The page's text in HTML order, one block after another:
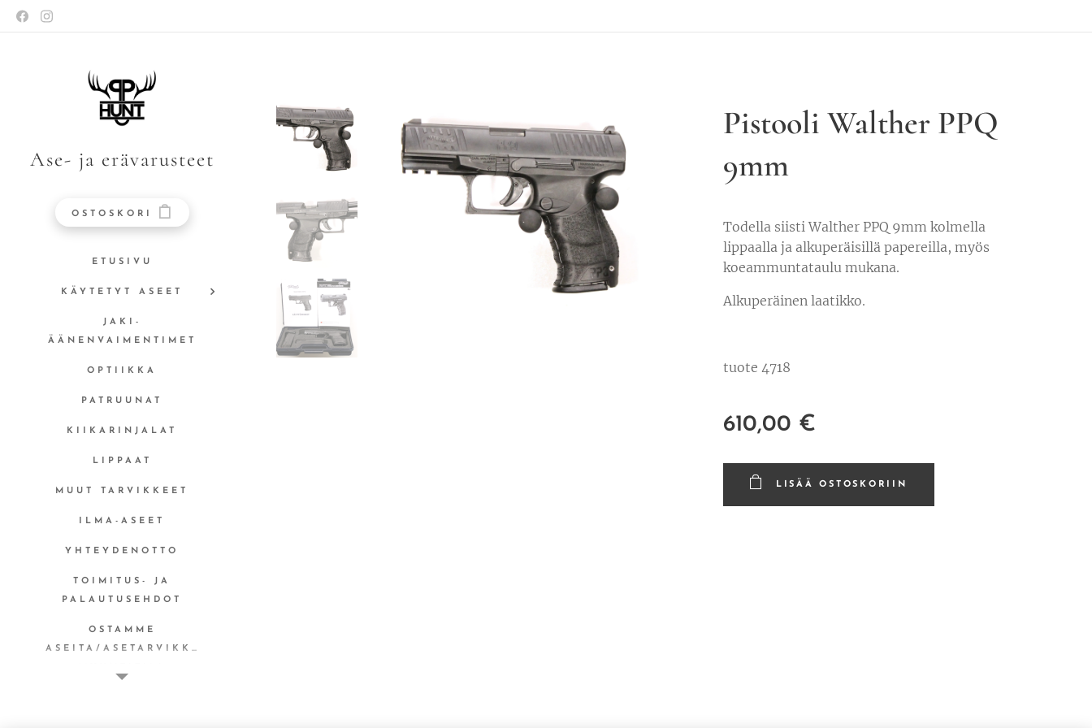
Ase- ja erävarusteet
OSTOSKORI
ETUSIVU
KÄYTETYT ASEET
JAKI-
ÄÄNENVAIMENTIMET
OPTIIKKA
PATRUUNAT
KIIKARINJALAT
LIPPAAT
MUUT TARVIKKEET
ILMA-ASEET
YHTEYDENOTTO
TOIMITUS- JA
PALAUTUSEHDOT
OSTAMME
ASEITA/ASETARVIKKEITA
Pistooli Walther PPQ
9mm
Todella siisti Walther PPQ 9mm kolmella
lippaalla ja alkuperäisillä papereilla, myös
koeammuntataulu mukana.
Alkuperäinen laatikko.
tuote 4718
610,00 €
LISÄÄ OSTOSKORIIN